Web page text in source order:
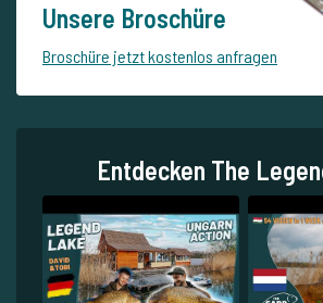
Unsere Broschüre
Broschüre jetzt kostenlos anfragen
Entdecken The